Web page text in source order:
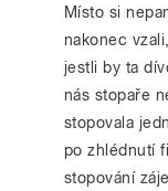
Místo si
nakonec
jestli by ta
nás stopaře
stopovala
po zhlédnutí
stopování